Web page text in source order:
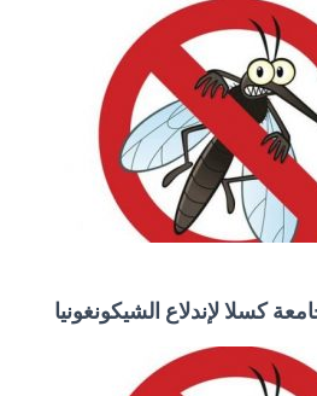
كسلا لإندلاع الشيكونغونيا